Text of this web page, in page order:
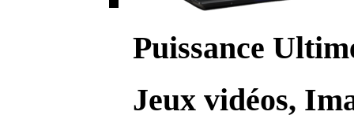
Puissance
Jeux vidéos,